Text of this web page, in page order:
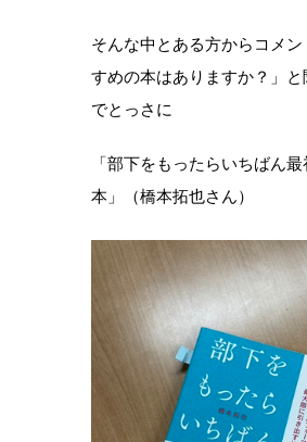
そんな中とある方からコメ
すめの本はありますか？」
でとっさに
「部下をもったらいちばん
本」（橋本拓也さん）